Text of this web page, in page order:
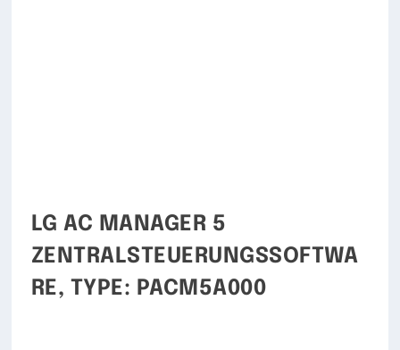
LG AC MANAGER 5
ZENTRALSTEUERUNGSSOFTWA
RE, TYPE: PACM5A000